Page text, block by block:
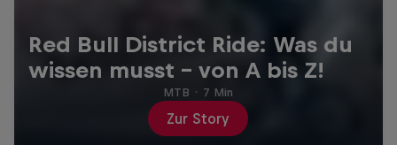
Red Bull District Ride: Was du
wissen musst – von A bis Z!
Zur Story
MTB · 7 Min